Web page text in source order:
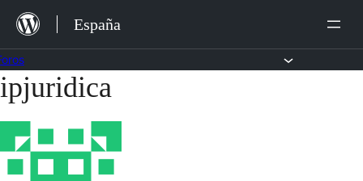
Saltar
contenido
España
Saltar
al
contenido
ipjuridica